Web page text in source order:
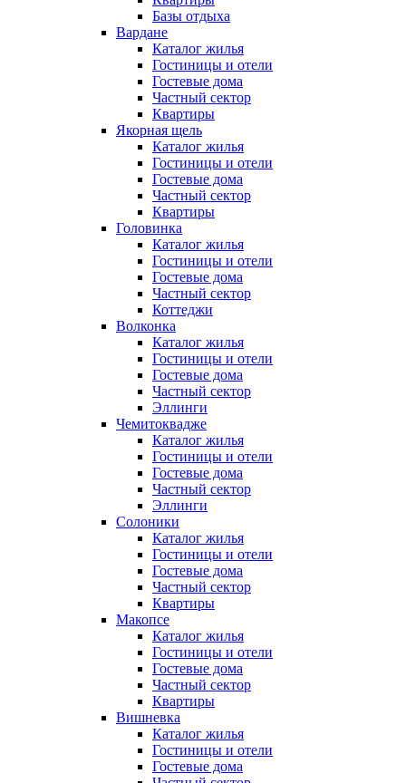
Базы отдыха
Вардане
Каталог жилья
Гостиницы и отели
Гостевые дома
Частный сектор
Квартиры
Якорная щель
Каталог жилья
Гостиницы и отели
Гостевые дома
Частный сектор
Квартиры
Головинка
Каталог жилья
Гостиницы и отели
Гостевые дома
Частный сектор
Коттеджи
Волконка
Каталог жилья
Гостиницы и отели
Гостевые дома
Частный сектор
Эллинги
Чемитоквадже
Каталог жилья
Гостиницы и отели
Гостевые дома
Частный сектор
Эллинги
Солоники
Каталог жилья
Гостиницы и отели
Гостевые дома
Частный сектор
Квартиры
Макопсе
Каталог жилья
Гостиницы и отели
Гостевые дома
Частный сектор
Квартиры
Вишневка
Каталог жилья
Гостиницы и отели
Гостевые дома